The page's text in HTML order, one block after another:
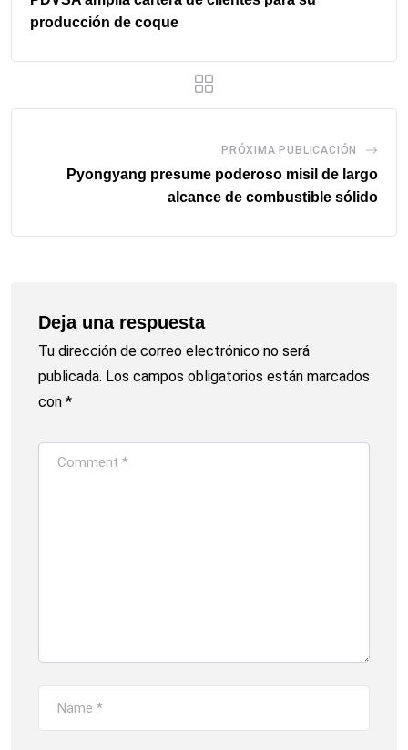
producción de coque
PRÓXIMA PUBLICACIÓN
Pyongyang presume poderoso misil de largo
alcance de combustible sólido
Deja una respuesta
Tu dirección de correo electrónico no será
publicada. Los campos obligatorios están marcados
con *